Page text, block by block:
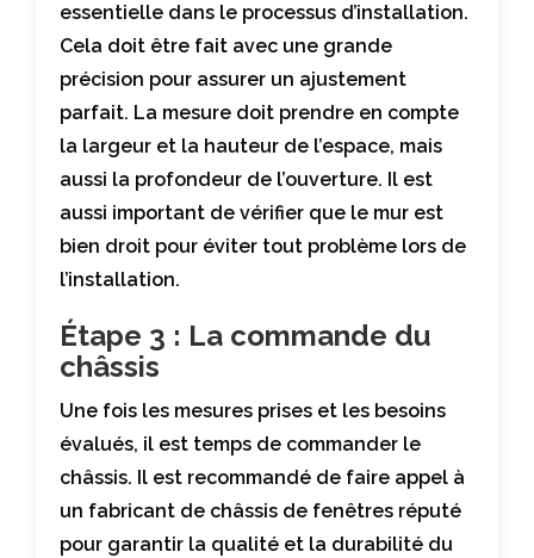
essentielle dans le processus d’installation.
Cela doit être fait avec une grande
précision pour assurer un ajustement
parfait. La mesure doit prendre en compte
la largeur et la hauteur de l’espace, mais
aussi la profondeur de l’ouverture. Il est
aussi important de vérifier que le mur est
bien droit pour éviter tout problème lors de
l’installation.
Étape 3 : La commande du
châssis
Une fois les mesures prises et les besoins
évalués, il est temps de commander le
châssis. Il est recommandé de faire appel à
un fabricant de châssis de fenêtres réputé
pour garantir la qualité et la durabilité du